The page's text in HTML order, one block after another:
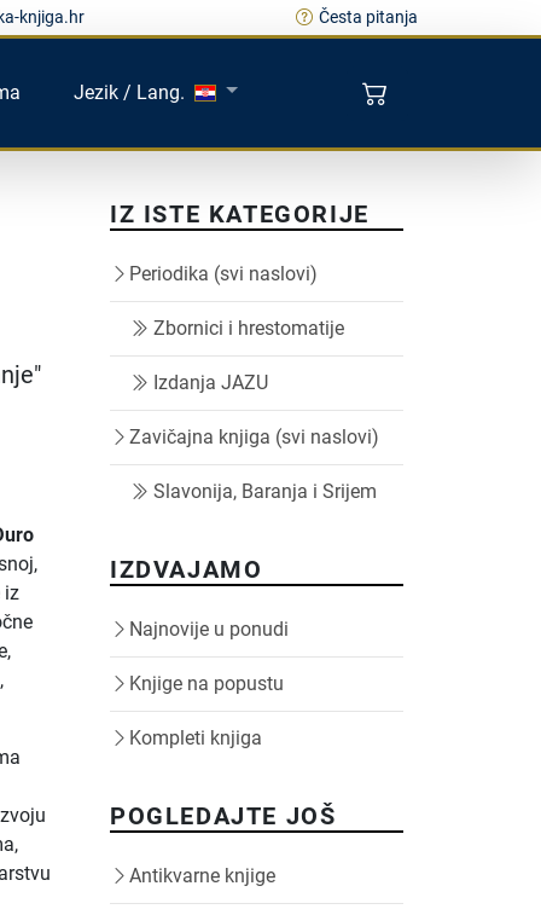
knjiga.hr Česta pitanja
Jezik / Lang.
iz
IZ ISTE KATEGORIJE
Periodika (svi naslovi)
Zbornici i hrestomatije
Izdanja JAZU
Zavičajna knjiga (svi naslovi)
Slavonija, Baranja i Srijem
IZDVAJAMO
Najnovije u ponudi
Knjige na popustu
Kompleti knjiga
POGLEDAJTE JOŠ
Antikvarne knjige